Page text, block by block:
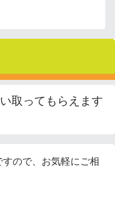
取ってもらえます
ので、お気軽にご相